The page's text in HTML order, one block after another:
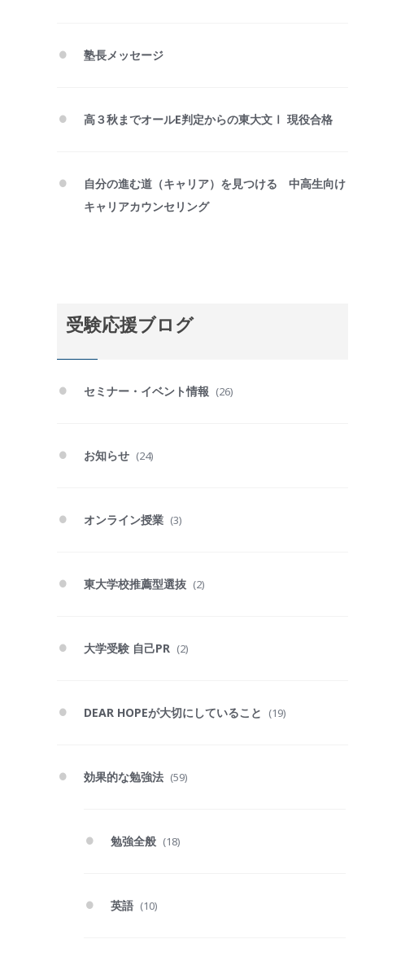
塾長メッセージ
高３秋までオールE判定からの東大文Ⅰ 現役合格
自分の進む道（キャリア）を見つける 中高生向け
キャリアカウンセリング
受験応援ブログ
セミナー・イベント情報 (26)
お知らせ (24)
オンライン授業 (3)
東大学校推薦型選抜 (2)
大学受験 自己PR (2)
DEAR HOPEが大切にしていること (19)
効果的な勉強法 (59)
勉強全般 (18)
英語 (10)